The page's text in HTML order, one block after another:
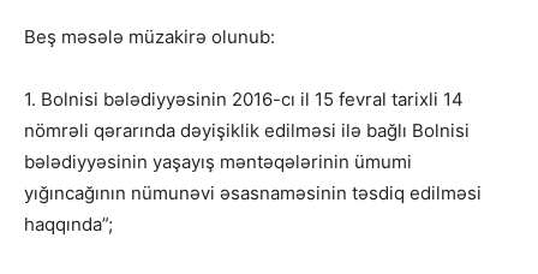
Beş məsələ müzakirə olunub:
1. Bolnisi bələdiyyəsinin 2016-cı il 15 fevral tarixli 14
nömrəli qərarında dəyişiklik edilməsi ilə bağlı Bolnisi
bələdiyyəsinin yaşayış məntəqələrinin ümumi
yığıncağının nümunəvi əsasnaməsinin təsdiq edilməsi
haqqında”;